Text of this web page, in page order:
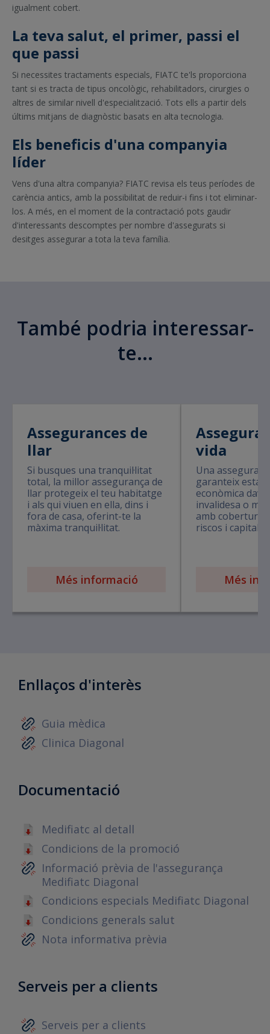
igualment cobert.
La teva salut, el primer, passi el
que passi
Si necessites tractaments especials, FIATC te'ls proporciona
tant si es tracta de tipus oncològic, rehabilitadors, cirurgies o
altres de similar nivell d'especialització. Tots ells a partir dels
últims mitjans de diagnòstic basats en alta tecnologia.
Els beneficis d'una companyia
líder
Vens d'una altra companyia? FIATC revisa els teus períodes de
carència antics, amb la possibilitat de reduir-i fins i tot eliminar-
los. A més, en el moment de la contractació pots gaudir
d'interessants descomptes per nombre d'assegurats si
desitges assegurar a tota la teva família.
També podria interessar-
te...
Assegurances de
llar
Si busques una tranquil·litat
total, la millor assegurança de
llar protegeix el teu habitatge
i als qui viuen en ella, dins i
fora de casa, oferint-te la
màxima tranquil·litat.
Més informació
vida
Una
garanteix
econòmica
invalidesa o
amb
riscos i capital
Més
Enllaços d'interès
Guia mèdica
Clinica Diagonal
Documentació
Medifiatc al detall
Condicions de la promoció
Informació prèvia de l'assegurança
Medifiatc Diagonal
Condicions especials Medifiatc Diagonal
Condicions generals salut
Nota informativa prèvia
Serveis per a clients
Serveis per a clients